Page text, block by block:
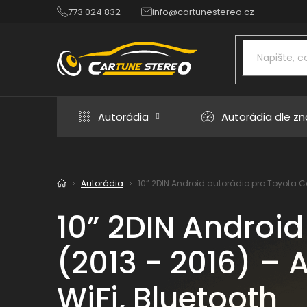
773 024 832 info@cartunestereo.cz
Autorádia Autorádia dle
DomůAutorádia 10” 2DIN Android autorádio pro Toyota
10” 2DIN
(2013 - 2016) –
WiFi, Bluetooth